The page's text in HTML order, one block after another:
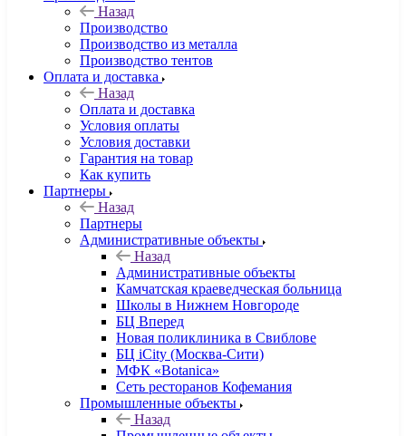
Назад
Производство
Производство из металла
Производство тентов
Оплата и доставка
Назад
Оплата и доставка
Условия оплаты
Условия доставки
Гарантия на товар
Как купить
Партнеры
Назад
Партнеры
Административные объекты
Назад
Административные объекты
Камчатская краеведческая больница
Школы в Нижнем Новгороде
БЦ Вперед
Новая поликлиника в Свиблове
БЦ iCity (Москва-Сити)
МФК «Botanica»
Сеть ресторанов Кофемания
Промышленные объекты
Назад